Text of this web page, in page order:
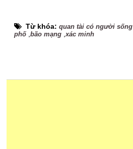
Từ khóa:quan tài có người sống
phố,bão mạng ,xác minh